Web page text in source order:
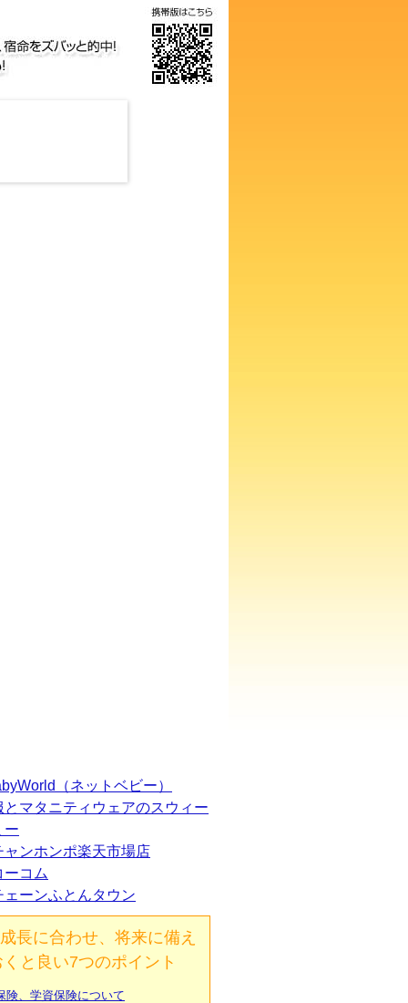
（ネットベビー）
とマタニティウェアのスウィー
ー
ャンホンポ楽天市場店
ーコム
ェーンふとんタウン
長に合わせ、将来に備え
と良い7つのポイント
険、学資保険について